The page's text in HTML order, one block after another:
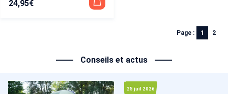
24,95€
Page : 1 2
Conseils et actus
25 juil 2026